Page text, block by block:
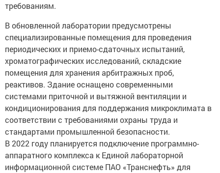
требованиям.
В обновленной лаборатории предусмотрены
специализированные помещения для проведения
периодических и приемо-сдаточных испытаний,
хроматографических исследований, складские
помещения для хранения арбитражных проб,
реактивов. Здание оснащено современными
системами приточной и вытяжной вентиляции и
кондиционирования для поддержания микроклимата в
соответствии с требованиями охраны труда и
стандартами промышленной безопасности.
В 2022 году планируется подключение программно-
аппаратного комплекса к Единой лабораторной
информационной системе ПАО «Транснефть» для